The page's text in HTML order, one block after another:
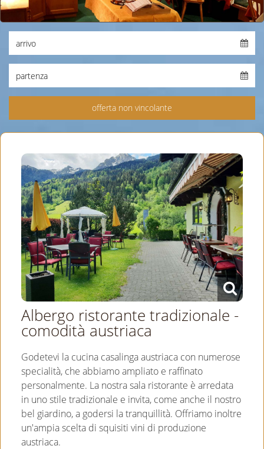
Albergo ristorante tradizionale -
comodità austriaca
Godetevi la cucina casalinga austriaca con numerose
specialità, che abbiamo ampliato e raffinato
personalmente. La nostra sala ristorante è arredata
in uno stile tradizionale e invita, come anche il nostro
bel giardino, a godersi la tranquillità. Offriamo inoltre
un'ampia scelta di squisiti vini di produzione
austriaca.